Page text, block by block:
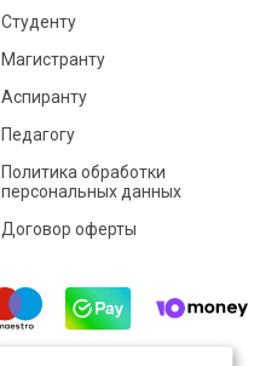
Студенту
Магистранту
Аспиранту
Педагогу
Политика обработки
персональных данных
Договор оферты